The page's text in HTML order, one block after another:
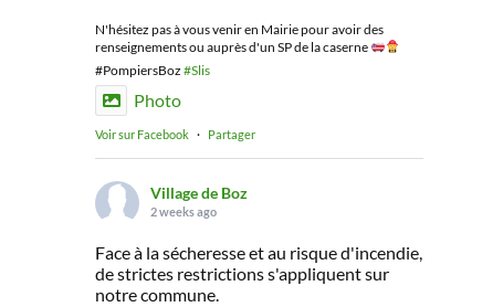
N'hésitez pas à vous venir en Mairie pour avoir des
renseignements ou auprès d'un SP de la caserne
#PompiersBoz #Slis
Photo
Voir sur Facebook · Partager
Village de Boz
2 weeks ago
Face à la sécheresse et au risque d'incendie,
de strictes restrictions s'appliquent sur
notre commune.